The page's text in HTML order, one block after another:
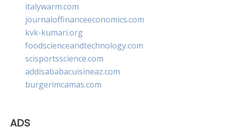
italywarm.com
journaloffinanceeconomics.com
kvk-kumari.org
foodscienceandtechnology.com
scisportsscience.com
addisababacuisineaz.com
burgerimcamas.com
ADS